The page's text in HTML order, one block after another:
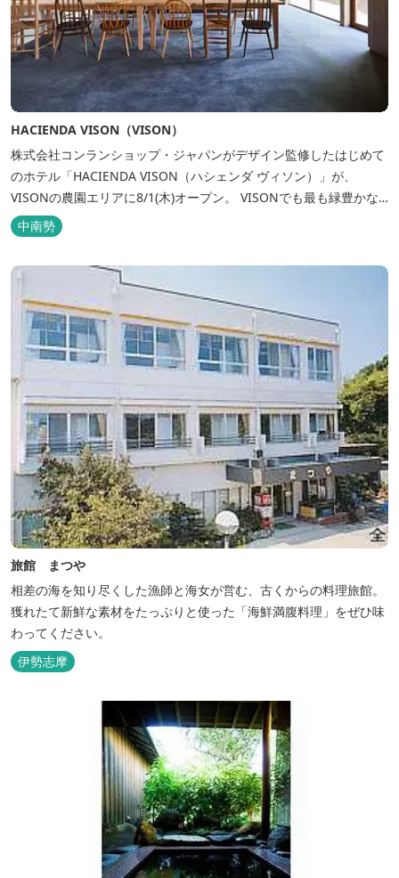
HACIENDA VISON（VISON）
株式会社コンランショップ・ジャパンがデザイン監修したはじめて
のホテル「HACIENDA VISON（ハシェンダ ヴィソン）」が、
VISONの農園エリアに8/1(木)オープン。 VISONでも最も緑豊かな
農園エリアに建つHACIENDA VISON。 ホテル名
の“HACIENDA”は、スペイン語で荘園の主の館を...
中南勢
旅館 まつや
相差の海を知り尽くした漁師と海女が営む、古くからの料理旅館。
獲れたて新鮮な素材をたっぷりと使った「海鮮満腹料理」をぜひ味
わってください。
伊勢志摩